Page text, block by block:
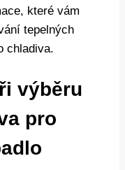
které vám
tepelných
chladiva.
výběru
pro